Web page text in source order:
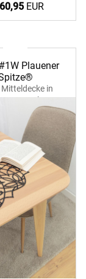
60,95EUR
Plauener
in
39371 schwarz-